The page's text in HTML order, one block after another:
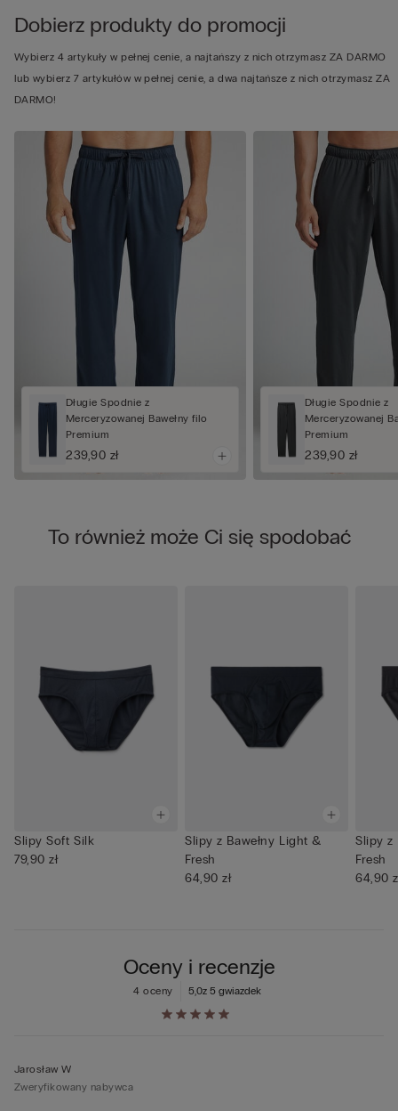
Dobierz produkty do promocji
Wybierz 4 artykuły w pełnej cenie, a najtańszy z nich otrzymasz ZA DARMO
lub wybierz 7 artykułów w pełnej cenie, a dwa najtańsze z nich otrzymasz ZA
DARMO!
Długie Spodnie z
Merceryzowanej Bawełny filo
Premium
239,90 zł
Długie Spodnie z
Merceryzowanej
Premium
239,90 zł
To również może Ci się spodobać
Slipy Soft Silk
79,90 zł
Slipy z Bawełny Light &
Fresh
64,90 zł
Slipy z
Fresh
64,90
Oceny i recenzje
5,0z 5 gwiazdek
4 oceny
Jarosław W
Zweryfikowany nabywca